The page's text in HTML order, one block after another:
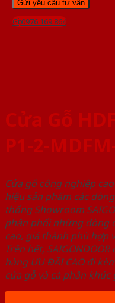
Gọi 0976.169.864
Cửa Gỗ
P1-2-
Cửa gỗ công nghiệp
hiệu sản phẩm các
thống Showroom
phân phối những dòng
cao, giá thành phù hợp
Trên hết,
hàng ƯU ĐÃI CAO đi
cửa gỗ và cả phân khúc